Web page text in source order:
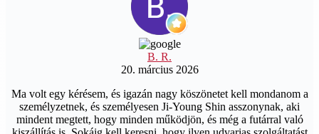
B. R.
20. március 2026
Ma volt egy kérésem, és igazán nagy köszönetet kell mondanom a
személyzetnek, és személyesen Ji-Young Shin asszonynak, aki
mindent megtett, hogy minden működjön, és még a futárral való